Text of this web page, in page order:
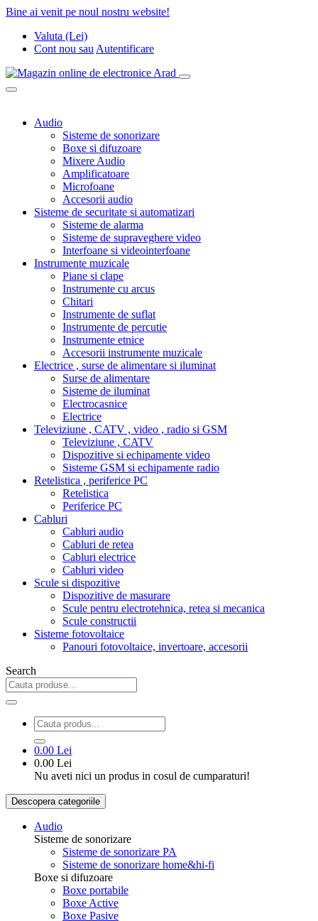
Bine ai venit pe noul nostru website!
Valuta (Lei)
Cont nou sau Autentificare
Audio
Sisteme de sonorizare
Boxe si difuzoare
Mixere Audio
Amplificatoare
Microfoane
Accesorii audio
Sisteme de securitate si automatizari
Sisteme de alarma
Sisteme de supraveghere video
Interfoane si videointerfoane
Instrumente muzicale
Piane si clape
Instrumente cu arcus
Chitari
Instrumente de suflat
Instrumente de percutie
Instrumente etnice
Accesorii instrumente muzicale
Electrice , surse de alimentare si iluminat
Surse de alimentare
Sisteme de iluminat
Electrocasnice
Electrice
Televiziune , CATV , video , radio si GSM
Televiziune , CATV
Dispozitive si echipamente video
Sisteme GSM si echipamente radio
Retelistica , periferice PC
Retelistica
Periferice PC
Cabluri
Cabluri audio
Cabluri de retea
Cabluri electrice
Cabluri video
Scule si dispozitive
Dispozitive de masurare
Scule pentru electrotehnica, retea si mecanica
Scule constructii
Sisteme fotovoltaice
Panouri fotovoltaice, invertoare, accesorii
Search
0.00 Lei
0.00 Lei
Nu aveti nici un produs in cosul de cumparaturi!
Descopera categoriile
Audio
Sisteme de sonorizare
Sisteme de sonorizare PA
Sisteme de sonorizare home&hi-fi
Boxe si difuzoare
Boxe portabile
Boxe Active
Boxe Pasive